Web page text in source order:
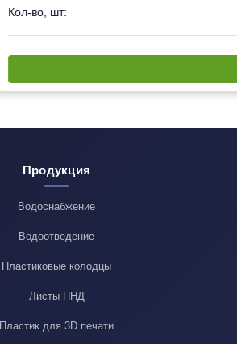
Кол-во, шт:
Продукция
Водоснабжение
Водоотведение
Пластиковые колодцы
Листы ПНД
Пластик для 3D печати